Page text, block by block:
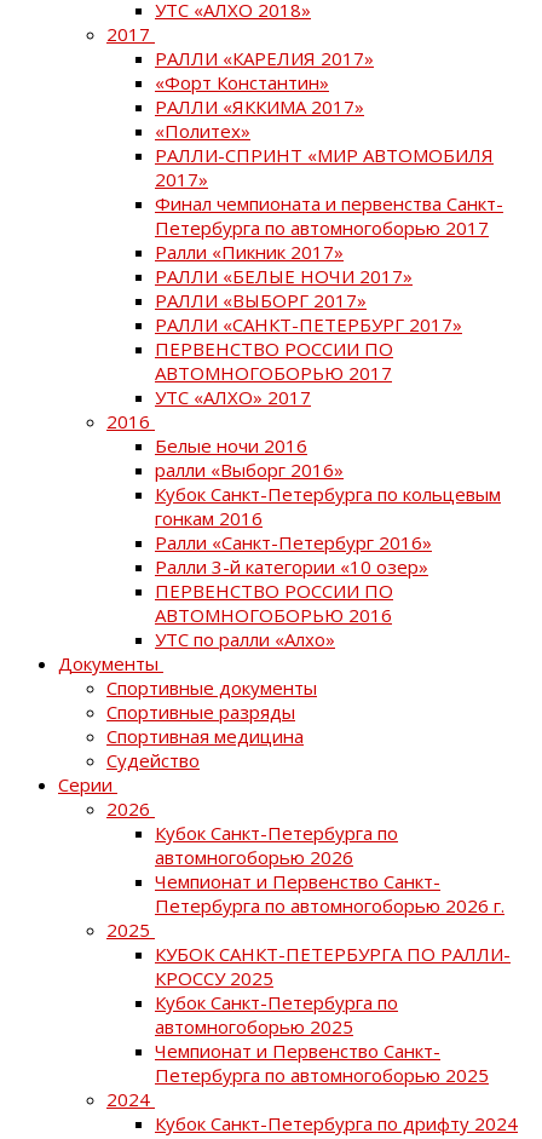
УТС «АЛХО 2018»
2017
РАЛЛИ «КАРЕЛИЯ 2017»
«Форт Константин»
РАЛЛИ «ЯККИМА 2017»
«Политех»
РАЛЛИ-СПРИНТ «МИР АВТОМОБИЛЯ
2017»
Финал чемпионата и первенства Санкт-
Петербурга по автомногоборью 2017
Ралли «Пикник 2017»
РАЛЛИ «БЕЛЫЕ НОЧИ 2017»
РАЛЛИ «ВЫБОРГ 2017»
РАЛЛИ «САНКТ-ПЕТЕРБУРГ 2017»
ПЕРВЕНСТВО РОССИИ ПО
АВТОМНОГОБОРЬЮ 2017
УТС «АЛХО» 2017
2016
Белые ночи 2016
ралли «Выборг 2016»
Кубок Санкт-Петербурга по кольцевым
гонкам 2016
Ралли «Санкт-Петербург 2016»
Ралли 3-й категории «10 озер»
ПЕРВЕНСТВО РОССИИ ПО
АВТОМНОГОБОРЬЮ 2016
УТС по ралли «Алхо»
Документы
Спортивные документы
Спортивные разряды
Спортивная медицина
Судейство
Серии
2026
Кубок Санкт-Петербурга по
автомногоборью 2026
Чемпионат и Первенство Санкт-
Петербурга по автомногоборью 2026 г.
2025
КУБОК САНКТ-ПЕТЕРБУРГА ПО РАЛЛИ-
КРОССУ 2025
Кубок Санкт-Петербурга по
автомногоборью 2025
Чемпионат и Первенство Санкт-
Петербурга по автомногоборью 2025
2024
Кубок Санкт-Петербурга по дрифту 2024